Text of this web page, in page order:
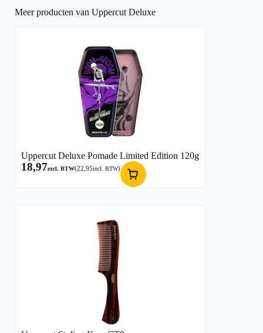
Meer producten van Uppercut Deluxe
Uppercut Deluxe Pomade Limited Edition 120g
18,97excl. BTW(22,95incl. BTW)